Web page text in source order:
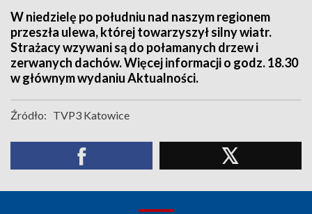
W niedzielę po południu nad naszym regionem
przeszła ulewa, której towarzyszył silny wiatr.
Strażacy wzywani są do połamanych drzew i
zerwanych dachów. Więcej informacji o godz. 18.30
w głównym wydaniu Aktualności.
Źródło: TVP3 Katowice